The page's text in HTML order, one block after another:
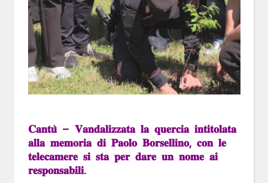
𝐂𝐚𝐧𝐭𝐮̀ – 𝐕𝐚𝐧𝐝𝐚𝐥𝐢𝐳𝐳𝐚𝐭𝐚 𝐥𝐚 𝐪𝐮𝐞𝐫𝐜𝐢𝐚 𝐢𝐧𝐭𝐢𝐭𝐨𝐥𝐚𝐭𝐚
𝐚𝐥𝐥𝐚 𝐦𝐞𝐦𝐨𝐫𝐢𝐚 𝐝𝐢 𝐏𝐚𝐨𝐥𝐨 𝐁𝐨𝐫𝐬𝐞𝐥𝐥𝐢𝐧𝐨, 𝐜𝐨𝐧 𝐥𝐞
𝐭𝐞𝐥𝐞𝐜𝐚𝐦𝐞𝐫𝐞 𝐬𝐢 𝐬𝐭𝐚 𝐩𝐞𝐫 𝐝𝐚𝐫𝐞 𝐮𝐧 𝐧𝐨𝐦𝐞 𝐚𝐢
𝐫𝐞𝐬𝐩𝐨𝐧𝐬𝐚𝐛𝐢𝐥𝐢.